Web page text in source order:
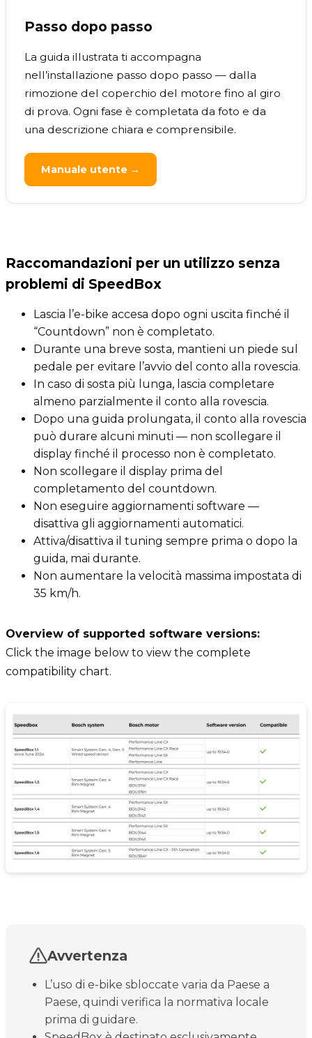
Passo dopo passo
La guida illustrata ti accompagna
nell’installazione passo dopo passo — dalla
rimozione del coperchio del motore fino al giro
di prova. Ogni fase è completata da foto e da
una descrizione chiara e comprensibile.
Manuale utente →
Raccomandazioni per un utilizzo senza
problemi di SpeedBox
Lascia l’e-bike accesa dopo ogni uscita finché il
“Countdown” non è completato.
Durante una breve sosta, mantieni un piede sul
pedale per evitare l’avvio del conto alla rovescia.
In caso di sosta più lunga, lascia completare
almeno parzialmente il conto alla rovescia.
Dopo una guida prolungata, il conto alla rovescia
può durare alcuni minuti — non scollegare il
display finché il processo non è completato.
Non scollegare il display prima del
completamento del countdown.
Non eseguire aggiornamenti software —
disattiva gli aggiornamenti automatici.
Attiva/disattiva il tuning sempre prima o dopo la
guida, mai durante.
Non aumentare la velocità massima impostata di
35 km/h.
Overview of supported software versions:
Click the image below to view the complete
compatibility chart.
Avvertenza
L’uso di e-bike sbloccate varia da Paese a
Paese, quindi verifica la normativa locale
prima di guidare.